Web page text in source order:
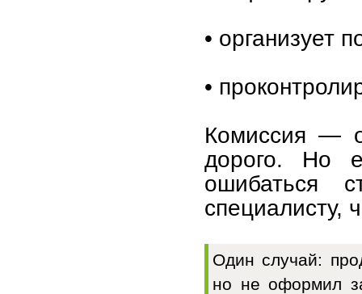
• организует
•
Комиссия —
дорого. Но
ошибаться
специалисту,
Один случай:
но не оформил